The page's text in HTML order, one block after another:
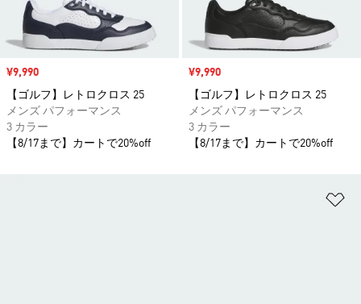
セール価格
¥9,990
【ゴルフ】レトロクロス 25
メンズ パフォーマンス
3 カラー
【8/17まで】カートで20%off
セール価格
¥9,990
【ゴルフ】レトロクロス 25
メンズ パフォーマンス
3 カラー
【8/17まで】カートで20%off